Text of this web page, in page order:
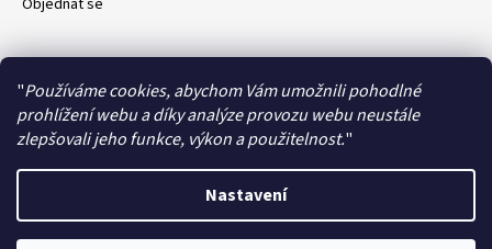
"Používáme cookies, abychom Vám umožnili pohodlné
prohlížení webu a díky analýze provozu webu neustále
zlepšovali jeho funkce, výkon a použitelnost."
Nastavení
Kontakty Obchodní podmínky Ochrana osobních údajů
Doprava a platby
Copyright 2026Příroda léčí. Všechna práva vyhrazena.Upravit